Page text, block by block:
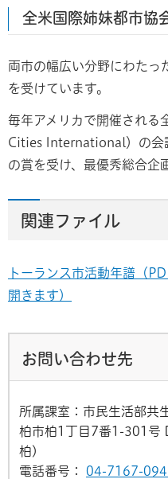
全米国際姉妹都市協
両市の幅広い分野にわたっ
を受けています。
毎年アメリカで開催される
Cities International）の会
の賞を受け、最優秀総合企
関連ファイル
トーランス市活動年譜（
開きます）
お問い合わせ先
所属課室：市民生活部共
柏市柏1丁目7番1-301号
柏)
電話番号：
04-7167-